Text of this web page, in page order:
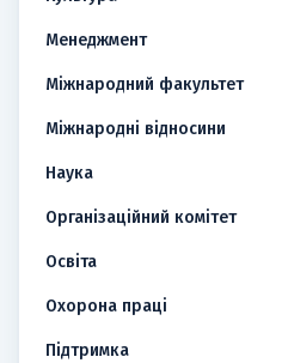
Менеджмент
Міжнародний факультет
Міжнародні відносини
Наука
Організаційний комітет
Освіта
Охорона праці
Підтримка